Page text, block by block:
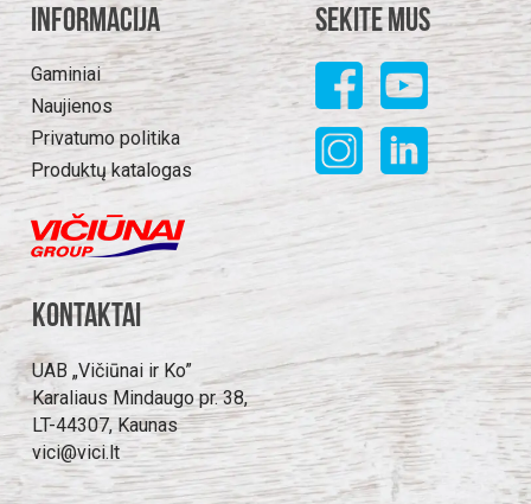
Informacija
Gaminiai
Naujienos
Privatumo politika
Produktų katalogas
Sekite mus
Kontaktai
UAB „Vičiūnai ir Ko”
Karaliaus Mindaugo pr. 38,
LT-44307, Kaunas
vici@vici.lt